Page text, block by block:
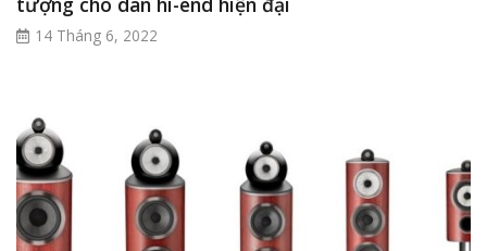
14 Tháng 6, 2022